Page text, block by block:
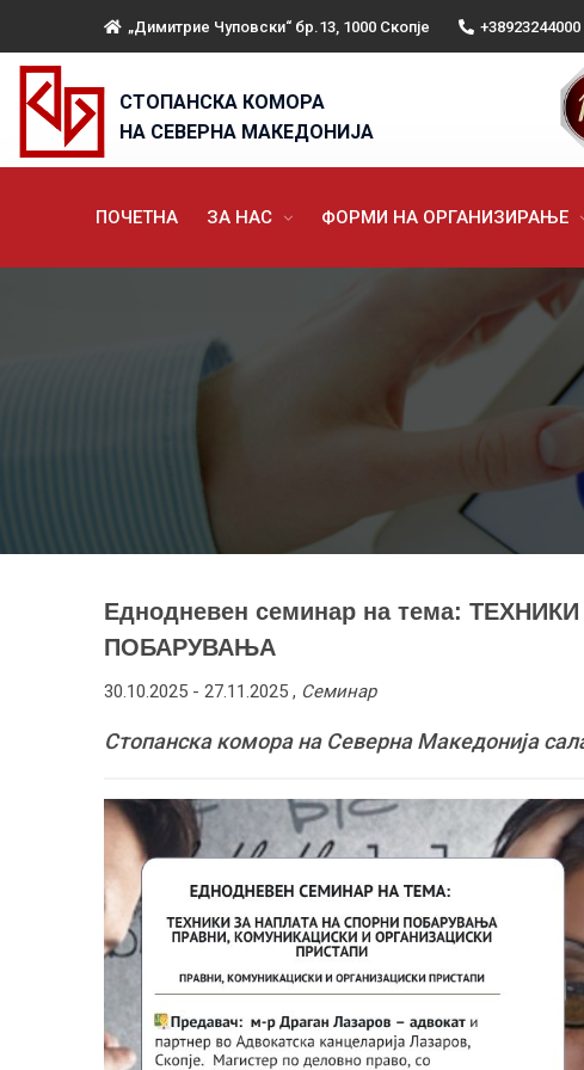
„Димитрие Чуповски“ бр.13, 1000 Скопје +38923244000
СТОПАНСКА КОМОРА
НА СЕВЕРНА МАКЕДОНИЈА
ПОЧЕТНА ЗА НАС ФОРМИ НА ОРГАНИЗИРАЊЕ
Еднодневен семинар на тема:
ПОБАРУВАЊА
30.10.2025 - 27.11.2025 , Семинар
Стопанска комора на Северна Македонија